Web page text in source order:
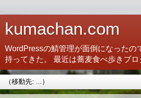
kumachan.com
WordPressの鯖管理が面倒になったの
持ってきた。 最近は蕎麦食べ歩きブロ